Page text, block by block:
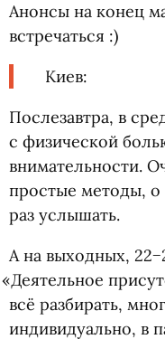
Анонсы на конец
встречаться :)
Киев:
Послезавтра, в
с физической
внимательности.
простые методы,
раз услышать.
А на выходных,
«Деятельное
всё разбирать,
индивидуально, в